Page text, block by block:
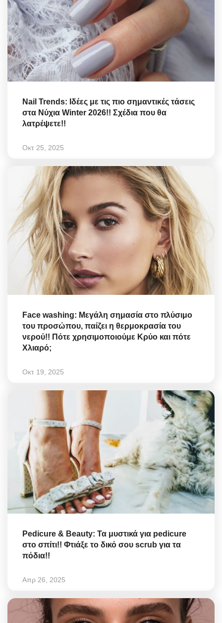
Nail Trends: Ιδέες με τις πιο σημαντικές τάσεις
στα Νύχια Winter 2026!! Σχέδια που θα
λατρέψετε!!
Οκτ 25, 2025
Face washing: Μεγάλη σημασία στο πλύσιμο
του προσώπου, παίζει η θερμοκρασία του
νερού!! Πότε χρησιμοποιούμε Κρύο και πότε
Χλιαρό;
Οκτ 19, 2025
Pedicure & Beauty: Τα μυστικά για pedicure
στο σπίτι!! Φτιάξε το δικό σου scrub για τα
πόδια!!
Απρ 26, 2025